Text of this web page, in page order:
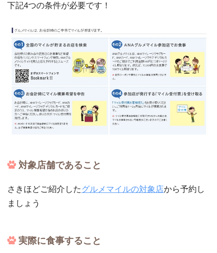
下記4つの条件が必要です！
対象店舗であること
さきほどご紹介した グルメマイルの対象店から予約し
ましょう
実際に食事すること